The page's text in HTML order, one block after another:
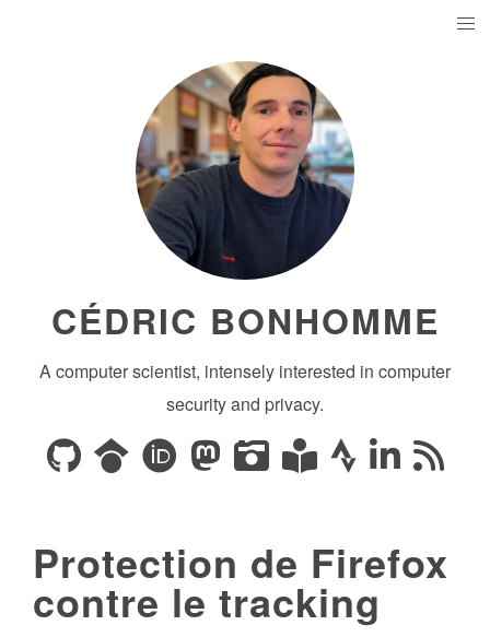
CÉDRIC BONHOMME
A computer scientist, intensely interested in computer
security and privacy.
Protection de Firefox
contre le tracking